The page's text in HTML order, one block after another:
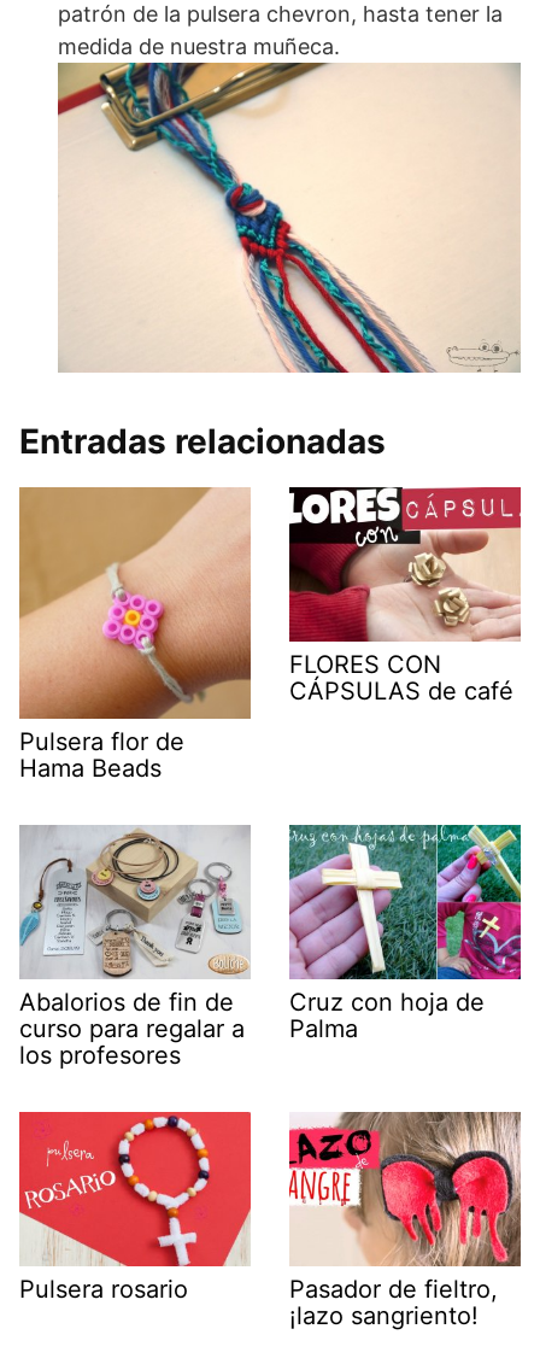
patrón de la pulsera chevron, hasta tener la
medida de nuestra muñeca.
Entradas relacionadas
Pulsera flor de
Hama Beads
FLORES CON
CÁPSULAS de café
Abalorios de fin de
curso para regalar a
los profesores
Cruz con hoja de
Palma
Pulsera rosario
Pasador de fieltro,
¡lazo sangriento!